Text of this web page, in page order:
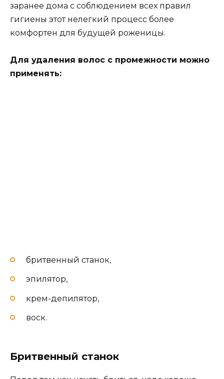
заранее дома с соблюдением всех правил
гигиены этот нелегкий процесс более
комфортен для будущей роженицы.
Для удаления волос с промежности можно
применять:
бритвенный станок,
эпилятор,
крем-депилятор,
воск.
Бритвенный станок